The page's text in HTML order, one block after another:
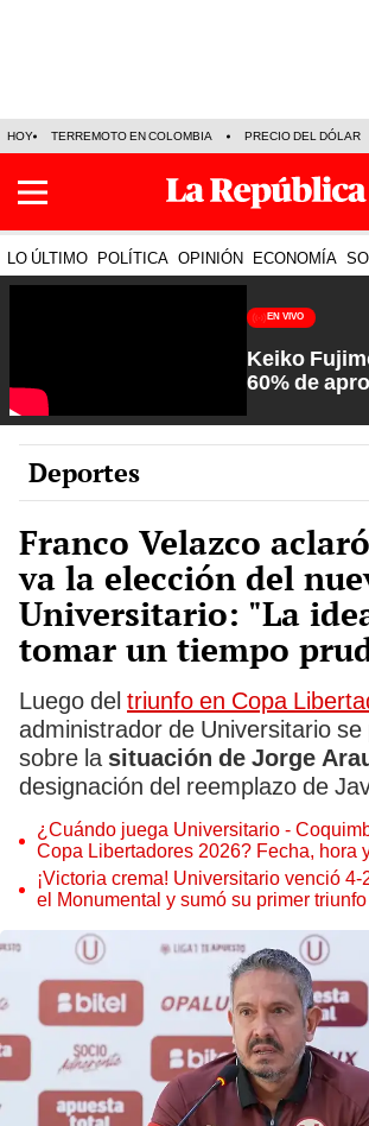
HOY TERREMOTO EN COLOMBIA PRECIO DEL DÓLAR
LO ÚLTIMO POLÍTICA OPINIÓN ECONOMÍA
EN VIVO
Keiko
60% de
Rosa María
Deportes
Franco Velazco
va la elección del
Universitario: "La
tomar un tiempo
Luego del triunfo en Copa
administrador de Universitario se
sobre la situación de Jorge
designación del reemplazo de
¿Cuándo juega Universitario -
Copa Libertadores 2026? Fecha, hora
confirmado
¡Victoria crema! Universitario venció
el Monumental y sumó su primer